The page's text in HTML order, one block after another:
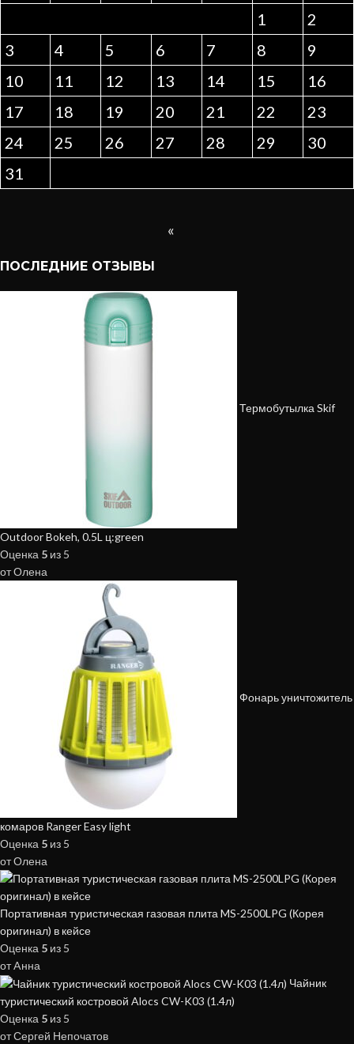
1
2
3
4 5 6 7 8
9
10
11 12 13 14 15
16
17
18 19 20 21 22
23
24
25 26 27 28 29
30
31
«
ПОСЛЕДНИЕ ОТЗЫВЫ
Термобутылка Skif
Outdoor Bokeh, 0.5L ц:green
Оценка 5 из 5
от Олена
Фонарь уничтожитель
комаров Ranger Easy light
Оценка 5 из 5
от Олена
Портативная туристическая газовая плита MS-2500LPG (Корея
оригинал) в кейсе
Оценка 5 из 5
от Aнна
Чайник
туристический костровой Alocs CW-K03 (1.4л)
Оценка 5 из 5
от Сергей Непочатов